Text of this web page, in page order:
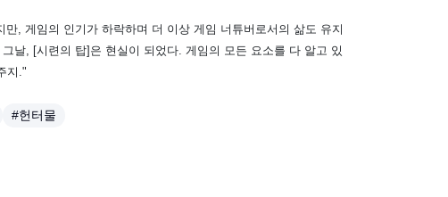
, 게임의 인기가 하락하며 더 이상 게임 너튜버로서의 삶도 유지
날, [시련의 탑]은 현실이 되었다. 게임의 모든 요소를 다 알고 있
지."
#헌터물